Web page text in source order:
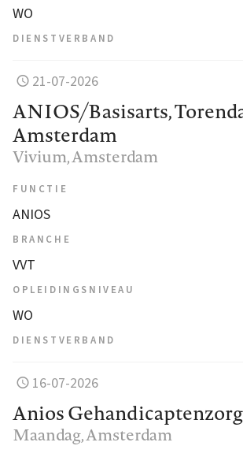
WO
DIENSTVERBAND
21-07-2026
ANIOS/Basisarts,
Amsterdam
Vivium, Amsterdam
FUNCTIE
ANIOS
BRANCHE
VVT
OPLEIDINGSNIVEAU
WO
DIENSTVERBAND
16-07-2026
Anios Gehandicaptenzorg
Maandag, Amsterdam